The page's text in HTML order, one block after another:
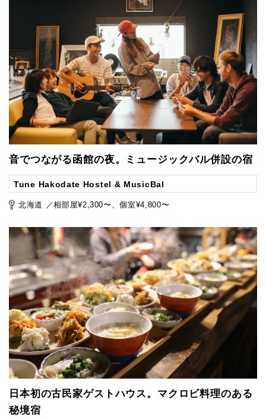
音でつながる函館の夜。ミュージックバル併設の宿
Tune Hakodate Hostel & MusicBal
北海道 ／相部屋¥2,300〜、個室¥4,800〜
日本初の古民家ゲストハウス。マクロビ料理のある
秘境宿